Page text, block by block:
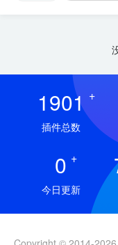
1901 +
插件总数
0 +
今日更新